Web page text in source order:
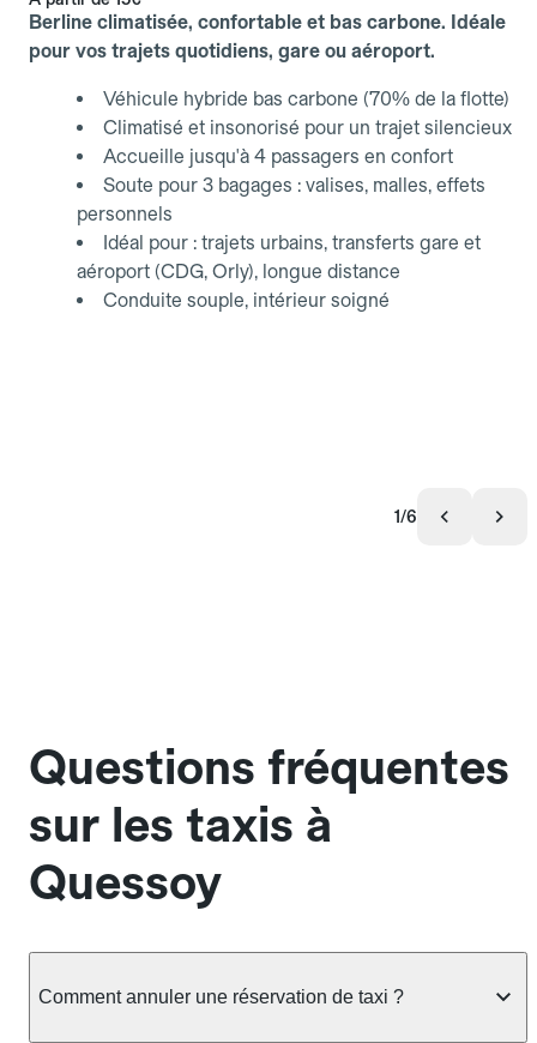
Berline climatisée, confortable et bas carbone. Idéale
pour vos trajets quotidiens, gare ou aéroport.
Véhicule hybride bas carbone (70% de la flotte)
Climatisé et insonorisé pour un trajet silencieux
Accueille jusqu'à 4 passagers en confort
Soute pour 3 bagages : valises, malles, effets
personnels
Idéal pour : trajets urbains, transferts gare et
aéroport (CDG, Orly), longue distance
Conduite souple, intérieur soigné
1/6
Questions fréquentes
sur les taxis à
Quessoy
Comment annuler une réservation de taxi ?